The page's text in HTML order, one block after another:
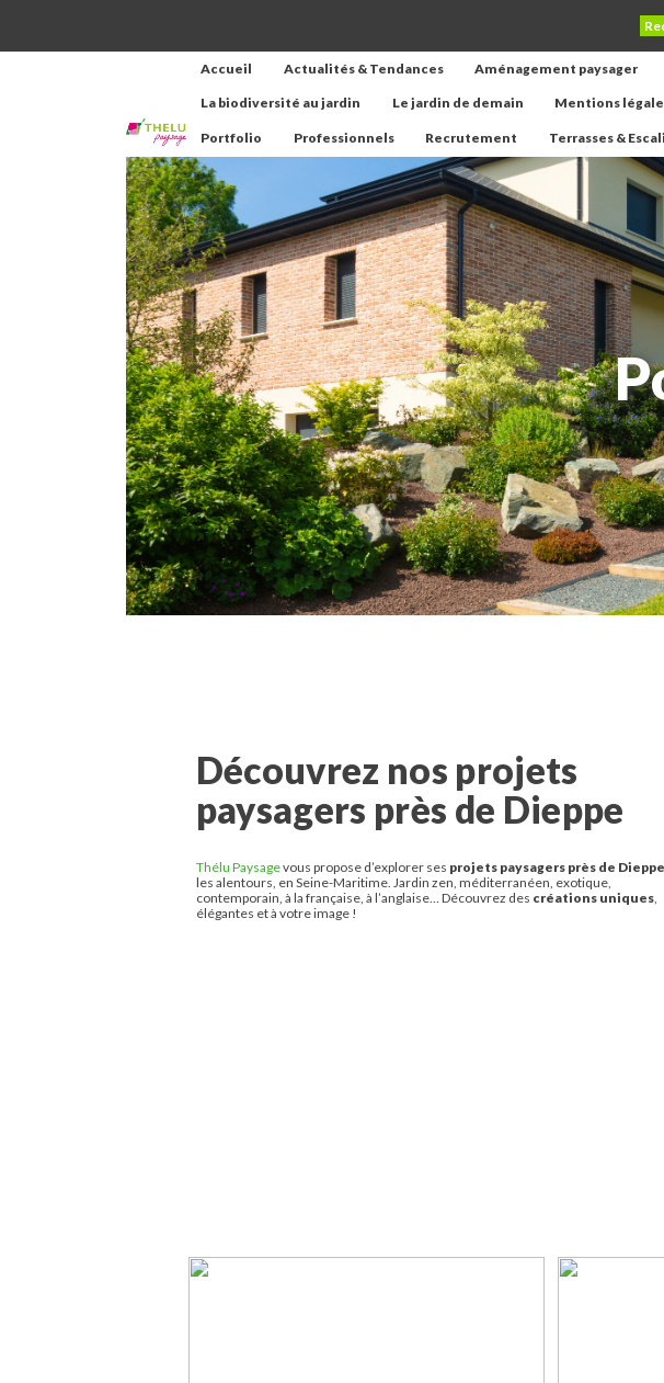
Accueil Actualités & Tendances Aménagement paysager
La biodiversité au jardin Le jardin de demain Mentions
Portfolio Professionnels Recrutement Terrasses &
Découvrez nos projets
paysagers près de Dieppe
Thélu Paysagevous propose d’explorer ses projets paysagers près de Dieppe
les alentours, en Seine-Maritime. Jardin zen, méditerranéen, exotique,
contemporain, à la française, à l’anglaise… Découvrez des créations uniques,
élégantes et à votre image !